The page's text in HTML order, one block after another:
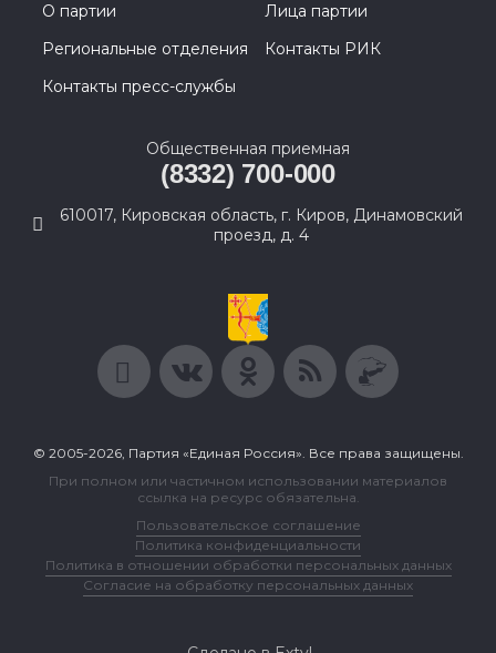
О партии
Лица партии
Региональные отделения
Контакты РИК
Контакты пресс-службы
Общественная приемная
(8332) 700-000
610017, Кировская область, г. Киров, Динамовский
проезд, д. 4
© 2005-2026, Партия «Единая Россия». Все права защищены.
При полном или частичном использовании материалов
ссылка на ресурс обязательна.
Пользовательское соглашение
Политика конфиденциальности
Политика в отношении обработки персональных данных
Согласие на обработку персональных данных